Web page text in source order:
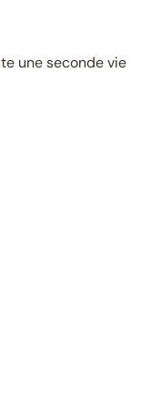
une seconde vie